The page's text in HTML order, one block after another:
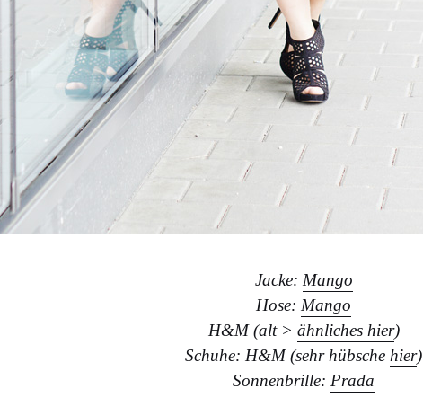
Jacke: Mango
Hose: Mango
H&M (alt > ähnliches hier)
Schuhe: H&M (sehr hübsche hier)
Sonnenbrille: Prada